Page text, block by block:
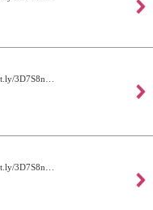
3D7S8n…
3D7S8n…